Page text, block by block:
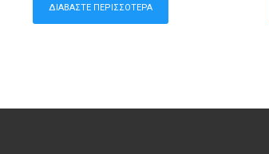
ΔΙΑΒΆΣΤΕ ΠΕΡΙΣΣΌΤΕΡΑ